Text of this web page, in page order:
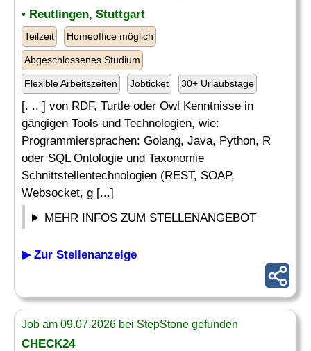
• Reutlingen, Stuttgart
Teilzeit Homeoffice möglich
Abgeschlossenes Studium
Flexible Arbeitszeiten Jobticket 30+ Urlaubstage
[. .. ] von RDF, Turtle oder Owl Kenntnisse in
gängigen Tools und Technologien, wie:
Programmiersprachen: Golang, Java, Python, R
oder SQL Ontologie und Taxonomie
Schnittstellentechnologien (REST, SOAP,
Websocket, g [...]
MEHR INFOS ZUM STELLENANGEBOT
▶ Zur Stellenanzeige
Job am 09.07.2026 bei StepStone gefunden
CHECK24